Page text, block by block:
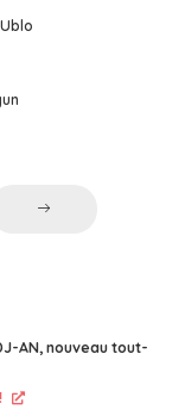
AN, nouveau tout-